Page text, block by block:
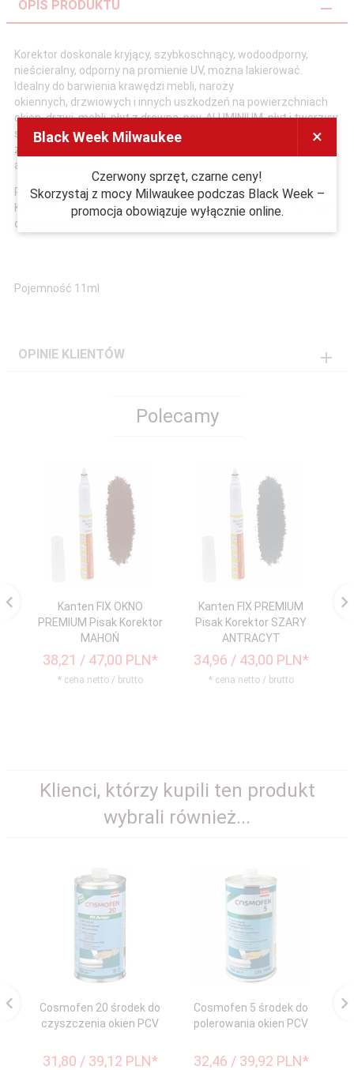
OPIS PRODUKTU
Korektor doskonale kryjący, szybkoschnący, wodoodporny,
nieścieralny, odporny na promienie UV, można lakierować.
Idealny do barwienia krawędzi mebli, naroży
okiennych, drzwiowych i innych uszkodzeń na powierzchniach
okien, drzwi, mebli, płyt z drewna, pcv, ALUMINIUM, płyt i tworzyw
sztucznych. Do zastosowań wewnątrz pomieszczeń i na
zewnątrz. Farba odporna na działanie światła i czynników
atmosferycznych.
Pisak Kanten-fix Okno Premium występuje też pod nazwami:
Kantenfix, Flamaster, Marker do profili, Mazak do profili, Korektor
do profili okien oraz Fensterfix.
Pojemność 11ml
OPINIE KLIENTÓW
Polecamy
Kanten FIX OKNO
PREMIUM Pisak Korektor
MAHOŃ
38,21 / 47,00 PLN*
* cena netto / brutto
Kanten FIX PREMIUM
Pisak Korektor SZARY
ANTRACYT
34,96 / 43,00 PLN*
* cena netto / brutto
Klienci, którzy kupili ten produkt
wybrali również...
Cosmofen 20 środek do
czyszczenia okien PCV
31,80 / 39,12 PLN*
Cosmofen 5 środek do
polerowania okien PCV
32,46 / 39,92 PLN*
×
Black Week Milwaukee
Czerwony sprzęt, czarne ceny!
Skorzystaj z mocy Milwaukee podczas Black Week –
promocja obowiązuje wyłącznie online.